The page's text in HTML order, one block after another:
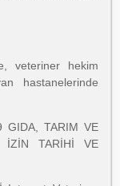
veteriner hekim
hastanelerinde
GIDA, TARIM VE
İZİN TARİHİ VE